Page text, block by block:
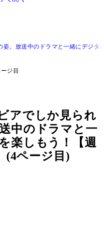
姿。放送中のドラマと一緒にデジ
ジ目
アでしか見られ
中のドラマと一
楽しもう！【週
(4ページ目)